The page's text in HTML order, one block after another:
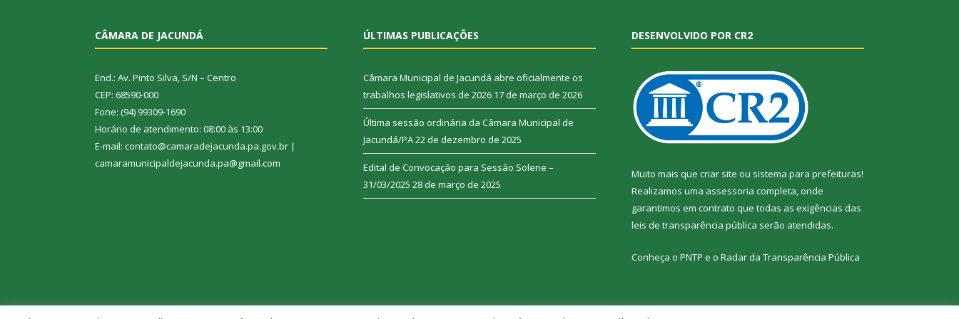
CÂMARA DE JACUNDÁ
End.: Av. Pinto Silva, S/N – Centro
CEP: 68590-000
Fone: (94) 99309-1690
Horário de atendimento: 08:00 às 13:00
E-mail: contato@camaradejacunda.pa.gov.br |
camaramunicipaldejacunda.pa@gmail.com
ÚLTIMAS PUBLICAÇÕES
Câmara Municipal de Jacundá abre oficialmente os
trabalhos legislativos de 2026 17 de março de 2026
Última sessão ordinária da Câmara Municipal de
Jacundá/PA22 de dezembro de 2025
Edital de Convocação para Sessão Solene –
31/03/2025 28 de março de 2025
DESENVOLVIDO POR CR2
Muito mais que criar site ou sistema para prefeituras!
Realizamos uma assessoria completa, onde
garantimos em contrato que todas as exigências das
leis de transparência pública serão atendidas.
Conheça o PNTP e o Radar da Transparência Pública